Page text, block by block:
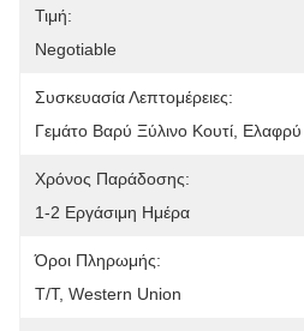
Τιμή:
Negotiable
Συσκευασία Λεπτομέρειες:
Γεμάτο Βαρύ Ξύλινο Κουτί, Ελαφρύ
Χρόνος Παράδοσης:
1-2 Εργάσιμη Ημέρα
Όροι Πληρωμής:
T/T, Western Union